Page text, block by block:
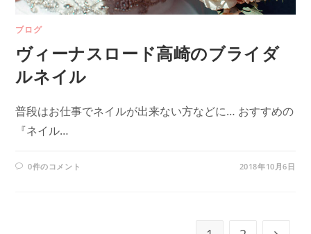
ブログ
ヴィーナスロード高崎のブライダ
ルネイル
普段はお仕事でネイルが出来ない方などに… おすすめの
『ネイル…
0件のコメント 2018年10月6日